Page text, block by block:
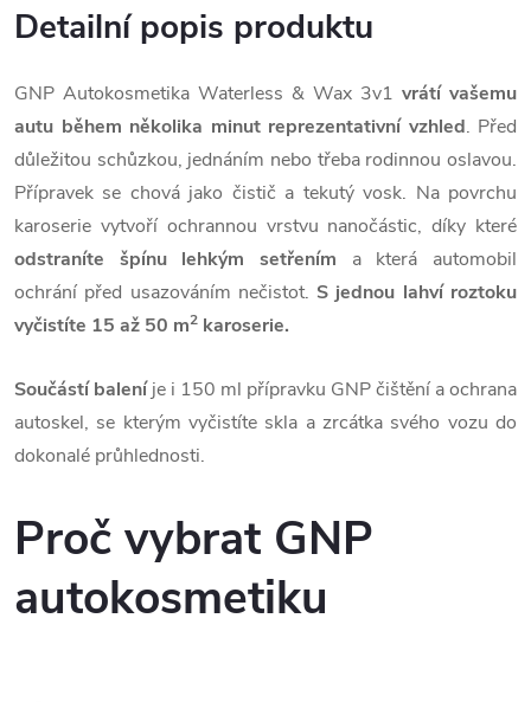
Detailní popis produktu
GNP Autokosmetika Waterless & Wax 3v1 vrátí vašemu
autu během několika minut reprezentativní vzhled. Před
důležitou schůzkou, jednáním nebo třeba rodinnou oslavou.
Přípravek se chová jako čistič a tekutý vosk. Na povrchu
karoserie vytvoří ochrannou vrstvu nanočástic, díky které
odstraníte špínu lehkým setřením a která automobil
ochrání před usazováním nečistot. S jednou lahví roztoku
vyčistíte 15 až 50 m2 karoserie.
Součástí baleníje i 150 ml přípravku GNP čištění a ochrana
autoskel, se kterým vyčistíte skla a zrcátka svého vozu do
dokonalé průhlednosti.
Proč vybrat GNP
autokosmetiku